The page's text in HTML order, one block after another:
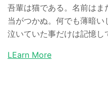
吾輩は猫である。名前は
当がつかぬ。何でも薄暗
泣いていた事だけは記憶し
LEarn More